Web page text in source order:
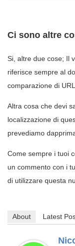
Ci sono altre
Si, altre due cose; Il
riferisce sempre al
comparazione di
Altra cosa che devi
localizzazione di
prevediamo
Come sempre i tuoi
un commento con i
di utilizzare questa
About Latest